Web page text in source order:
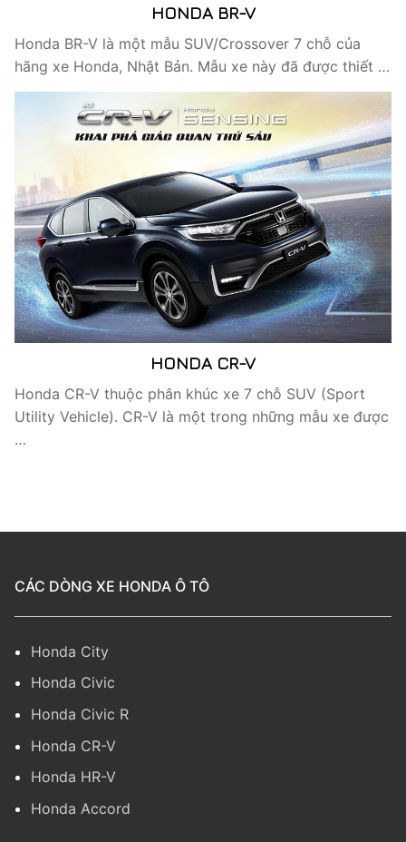
HONDA BR-V
Honda BR-V là một mẫu SUV/Crossover 7 chỗ của
hãng xe Honda, Nhật Bản. Mẫu xe này đã được thiết …
HONDA CR-V
Honda CR-V thuộc phân khúc xe 7 chỗ SUV (Sport
Utility Vehicle). CR-V là một trong những mẫu xe được
…
CÁC DÒNG XE HONDA Ô TÔ
Honda City
Honda Civic
Honda Civic R
Honda CR-V
Honda HR-V
Honda Accord